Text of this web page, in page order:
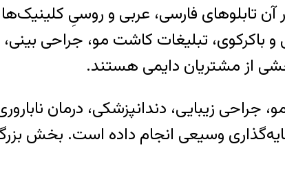
تابلوهای فارسی، عربی و روسیِ کلینیک‌ها
و باکرکوی، تبلیغات کاشت مو، جراحی
از مشتریان دایمی هستند.
وسیعی انجام داده است. بخش